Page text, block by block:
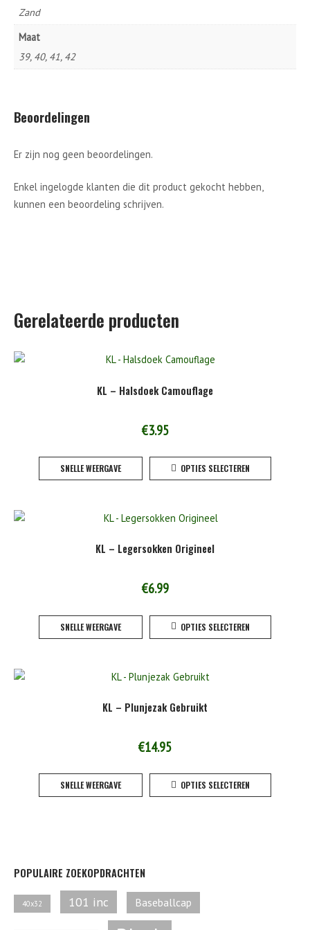
Zand
Maat
39, 40, 41, 42
Beoordelingen
Er zijn nog geen beoordelingen.
Enkel ingelogde klanten die dit product gekocht hebben,
kunnen een beoordeling schrijven.
Gerelateerde producten
KL – Halsdoek Camouflage
€3.95
SNELLE WEERGAVE OPTIES SELECTEREN
KL – Legersokken Origineel
€6.99
SNELLE WEERGAVE OPTIES SELECTEREN
KL – Plunjezak Gebruikt
€14.95
SNELLE WEERGAVE OPTIES SELECTEREN
POPULAIRE ZOEKOPDRACHTEN
40x32 101 inc Baseballcap